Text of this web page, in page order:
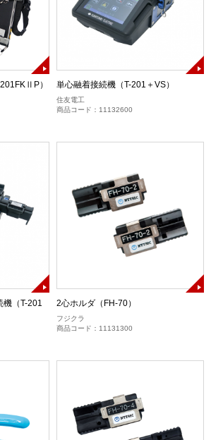
） 単心融着接続機（T-201＋VS）
住友電工
商品コード：11132600
機（T-201
2心ホルダ（FH-70）
フジクラ
商品コード：11131300